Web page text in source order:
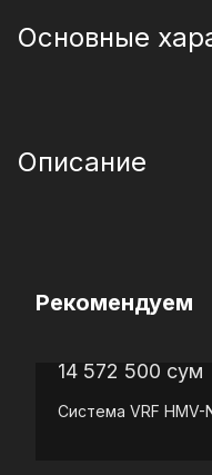
Основные
Описание
Рекомендуем
14 572 500 сум
Система VRF HMV-